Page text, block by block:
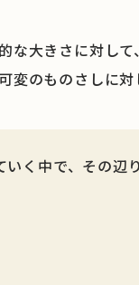
な大きさに対し
変のものさしに
く中で、その辺